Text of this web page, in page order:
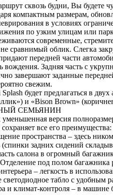
сквозь будни, Вы будете
компактным размерам,
в условиях
по узким улицам или
современные,
сравнимый облик. Слегка
передней части
Задняя часть с
завершают заданные
свежим.
будет предлагаться в
и «Bison Brown»
СЕМЬЯНИН
уменьшенная версия
все его
пространства – здесь
(спинки задних сидений
салона в огромный
под полом
– легкость в
светодиодное табло с удобным
и климат-контроля – в